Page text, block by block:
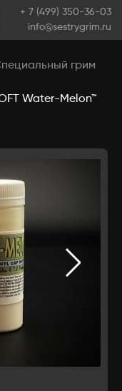
+ 7 (499) 350-36-03
info@sestrygrim.ru
грим
Water-Melon™